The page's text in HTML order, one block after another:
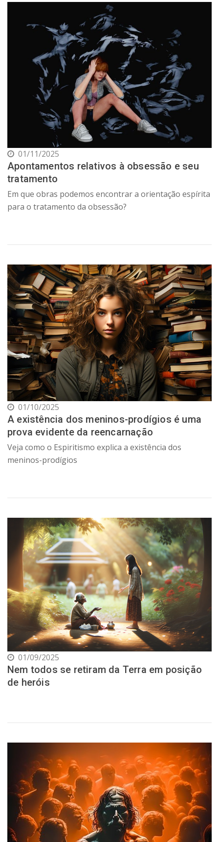
01/11/2025
Apontamentos relativos à obsessão e seu
tratamento
Em que obras podemos encontrar a orientação espírita
para o tratamento da obsessão?
01/10/2025
A existência dos meninos-prodígios é uma
prova evidente da reencarnação
Veja como o Espiritismo explica a existência dos
meninos-prodígios
01/09/2025
Nem todos se retiram da Terra em posição
de heróis